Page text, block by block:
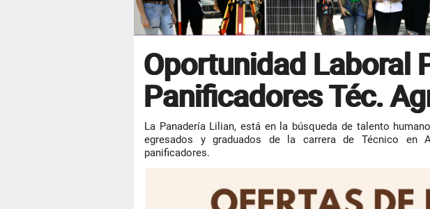
Oportunidad Laboral
Panificadores Téc.
La Panadería Lilian, está en la búsqueda de talento
egresados y graduados de la carrera de Técnico en
panificadores.